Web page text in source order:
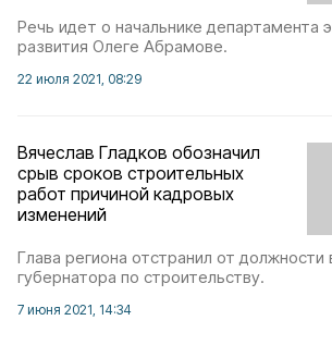
Речь идет о начальнике департамента
развития Олеге Абрамове.
22 июля 2021, 08:29
Вячеслав Гладков обозначил
срыв сроков строительных
работ причиной кадровых
изменений
Глава региона отстранил от должности
губернатора по строительству.
7 июня 2021, 14:34